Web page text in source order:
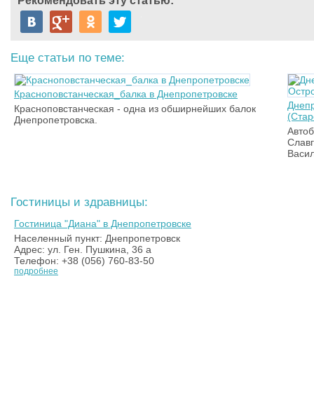
Еще статьи по теме:
Красноповстанческая_балка в Днепропетровске
Красноповстанческая - одна из обширнейших балок
Днепропетровска.
Гостиницы и здравницы:
Гостиница "Диана" в Днепропетровске
Населенный пункт: Днепропетровск
Адрес: ул. Ген. Пушкина, 36 а
Телефон: +38 (056) 760-83-50
подробнее